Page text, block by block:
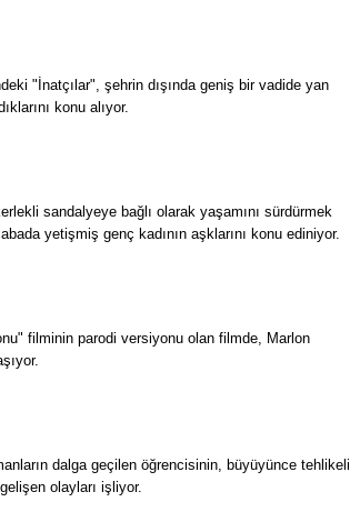
"İnatçılar", şehrin dışında geniş bir vadide yan
konu alıyor.
sandalyeye bağlı olarak yaşamını sürdürmek
yetişmiş genç kadının aşklarını konu ediniyor.
filminin parodi versiyonu olan filmde, Marlon
dalga geçilen öğrencisinin, büyüyünce tehlikeli
olayları işliyor.